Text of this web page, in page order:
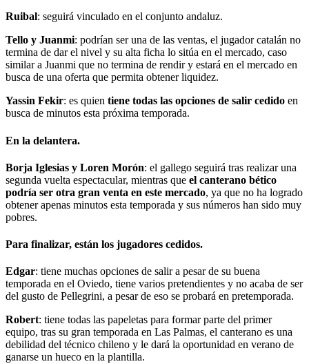
Ruibal: seguirá vinculado en el conjunto andaluz.
Tello y Juanmi: podrían ser una de las ventas, el jugador catalán no
termina de dar el nivel y su alta ficha lo sitúa en el mercado, caso
similar a Juanmi que no termina de rendir y estará en el mercado en
busca de una oferta que permita obtener liquidez.
Yassin Fekir: es quien tiene todas las opciones de salir cedido en
busca de minutos esta próxima temporada.
En la delantera.
Borja Iglesias y Loren Morón: el gallego seguirá tras realizar una
segunda vuelta espectacular, mientras que el canterano bético
podría ser otra gran venta en este mercado, ya que no ha logrado
obtener apenas minutos esta temporada y sus números han sido muy
pobres.
Para finalizar, están los jugadores cedidos.
Edgar: tiene muchas opciones de salir a pesar de su buena
temporada en el Oviedo, tiene varios pretendientes y no acaba de ser
del gusto de Pellegrini, a pesar de eso se probará en pretemporada.
Robert: tiene todas las papeletas para formar parte del primer
equipo, tras su gran temporada en Las Palmas, el canterano es una
debilidad del técnico chileno y le dará la oportunidad en verano de
ganarse un hueco en la plantilla.